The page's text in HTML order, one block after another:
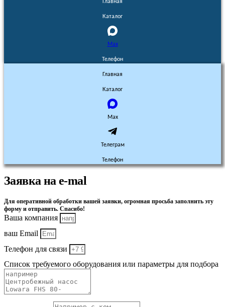
Главная
Каталог
Max
Телефон
Главная
Каталог
Max
Телеграм
Телефон
Заявка на e-mal
Для оперативной обработки вашей заявки, огромная просьба заполнить эту
форму и отправить. Спасибо!
Ваша компания
ваш Email
Телефон для связи
Список требуемого оборудования или параметры для подбора